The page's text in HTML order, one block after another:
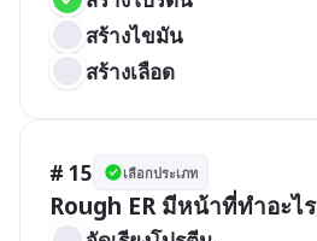
สร้างไขมัน
สร้างเลือด
# 15 เลือกประเภท
Rough ER มีหน้าที่ทำอะไร